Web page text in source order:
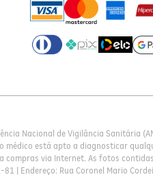
Nacional de Vigilância Sanitária
médico está apto a diagnosticar
compras via Internet. As fotos
| Endereço: Rua Coronel Mario